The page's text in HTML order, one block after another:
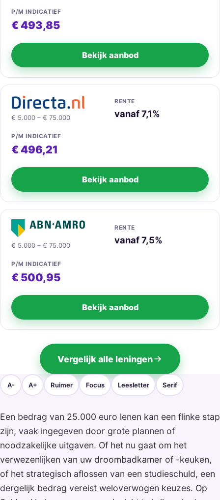
P/M INDICATIEF
€ 493,85
Bekijk aanbod
€ 5.000 – € 75.000
RENTE
vanaf 7,1%
P/M INDICATIEF
€ 496,21
Bekijk aanbod
€ 5.000 – € 75.000
RENTE
vanaf 7,5%
P/M INDICATIEF
€ 500,95
Bekijk aanbod
Vergelijk alle leningen
A- A+ Ruimer Focus Leesletter Serif
Een bedrag van 25.000 euro lenen kan een flinke stap
zijn, vaak ingegeven door grote plannen of
noodzakelijke uitgaven. Of het nu gaat om het
verwezenlijken van uw droombadkamer of -keuken,
of het strategisch aflossen van een studieschuld, een
dergelijk bedrag vereist weloverwogen keuzes. Op